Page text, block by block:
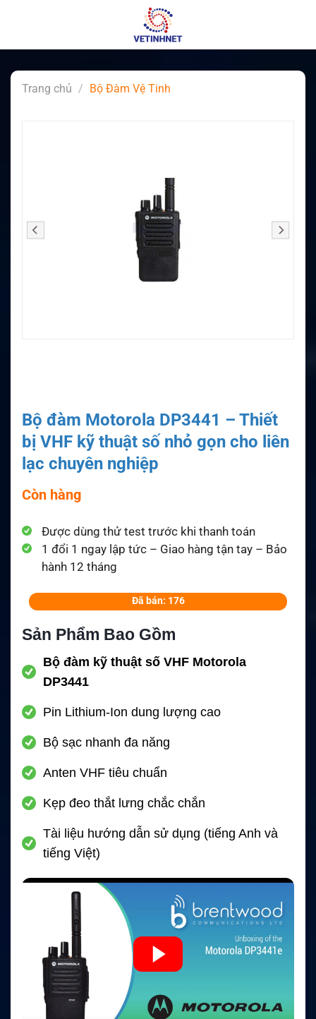
Trang chủ / Bộ Đàm Vệ Tinh
Bộ đàm Motorola DP3441 – Thiết
bị VHF kỹ thuật số nhỏ gọn cho liên
lạc chuyên nghiệp
Còn hàng
Được dùng thử test trước khi thanh toán
1 đổi 1 ngay lập tức – Giao hàng tận tay – Bảo
hành 12 tháng
Đã bán: 176
Sản Phẩm Bao Gồm
Bộ đàm kỹ thuật số VHF Motorola
DP3441
Pin Lithium-Ion dung lượng cao
Bộ sạc nhanh đa năng
Anten VHF tiêu chuẩn
Kẹp đeo thắt lưng chắc chắn
Tài liệu hướng dẫn sử dụng (tiếng Anh và
tiếng Việt)